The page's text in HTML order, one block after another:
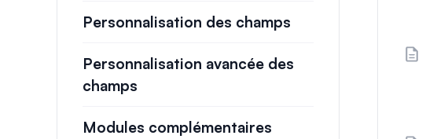
Personnalisation des champs
Personnalisation avancée des
champs
Modules complémentaires